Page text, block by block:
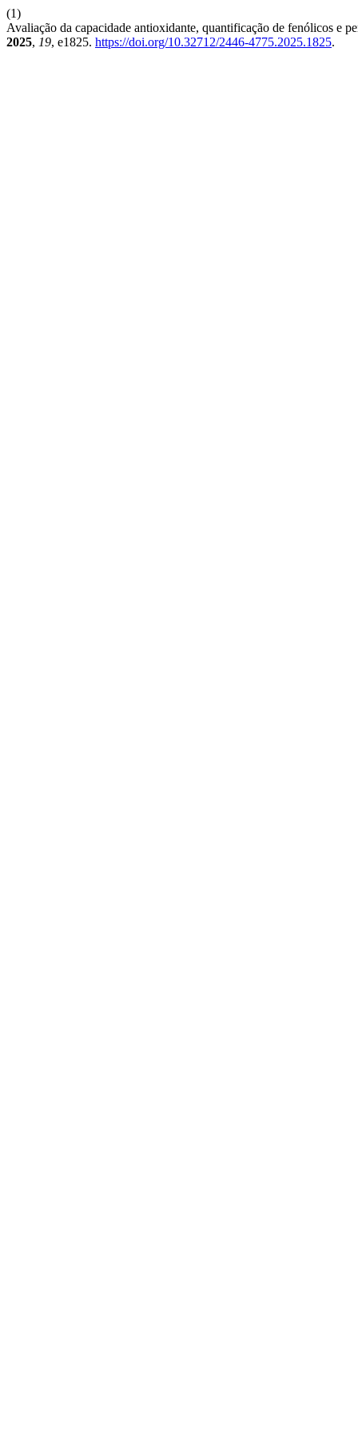
(1)
Avaliação da capacidade antioxidante, quantificação de fenólicos e
2025, 19, e1825. https://doi.org/10.32712/2446-4775.2025.1825.